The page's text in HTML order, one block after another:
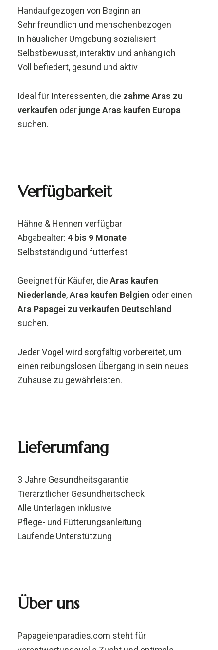
Handaufgezogen von Beginn an
Sehr freundlich und menschenbezogen
In häuslicher Umgebung sozialisiert
Selbstbewusst, interaktiv und anhänglich
Voll befiedert, gesund und aktiv
Ideal für Interessenten, die zahme Aras zu
verkaufen oder junge Aras kaufen Europa
suchen.
Verfügbarkeit
Hähne & Hennen verfügbar
Abgabealter: 4 bis 9 Monate
Selbstständig und futterfest
Geeignet für Käufer, die Aras kaufen
Niederlande,Aras kaufen Belgien oder einen
Ara Papagei zu verkaufen Deutschland
suchen.
Jeder Vogel wird sorgfältig vorbereitet, um
einen reibungslosen Übergang in sein neues
Zuhause zu gewährleisten.
Lieferumfang
3 Jahre Gesundheitsgarantie
Tierärztlicher Gesundheitscheck
Alle Unterlagen inklusive
Pflege- und Fütterungsanleitung
Laufende Unterstützung
Über uns
Papageienparadies.com steht für